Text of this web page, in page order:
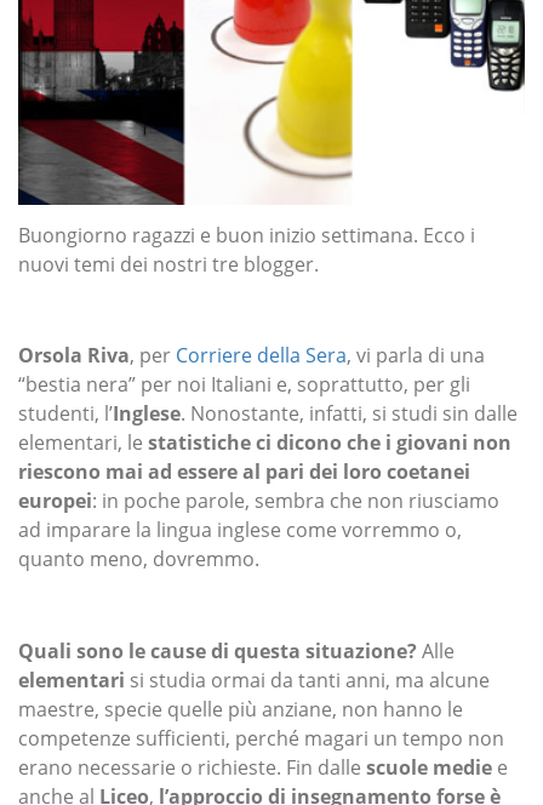
Buongiorno ragazzi e buon inizio settimana. Ecco i
nuovi temi dei nostri tre blogger.
Orsola Riva, per Corriere della Sera, vi parla di una
“bestia nera” per noi Italiani e, soprattutto, per gli
studenti, l’Inglese. Nonostante, infatti, si studi sin dalle
elementari, le statistiche ci dicono che i giovani non
riescono mai ad essere al pari dei loro coetanei
europei: in poche parole, sembra che non riusciamo
ad imparare la lingua inglese come vorremmo o,
quanto meno, dovremmo.
Quali sono le cause di questa situazione? Alle
elementari si studia ormai da tanti anni, ma alcune
maestre, specie quelle più anziane, non hanno le
competenze sufficienti, perché magari un tempo non
erano necessarie o richieste. Fin dalle scuole medie e
anche al Liceo, l’approccio di insegnamento forse è